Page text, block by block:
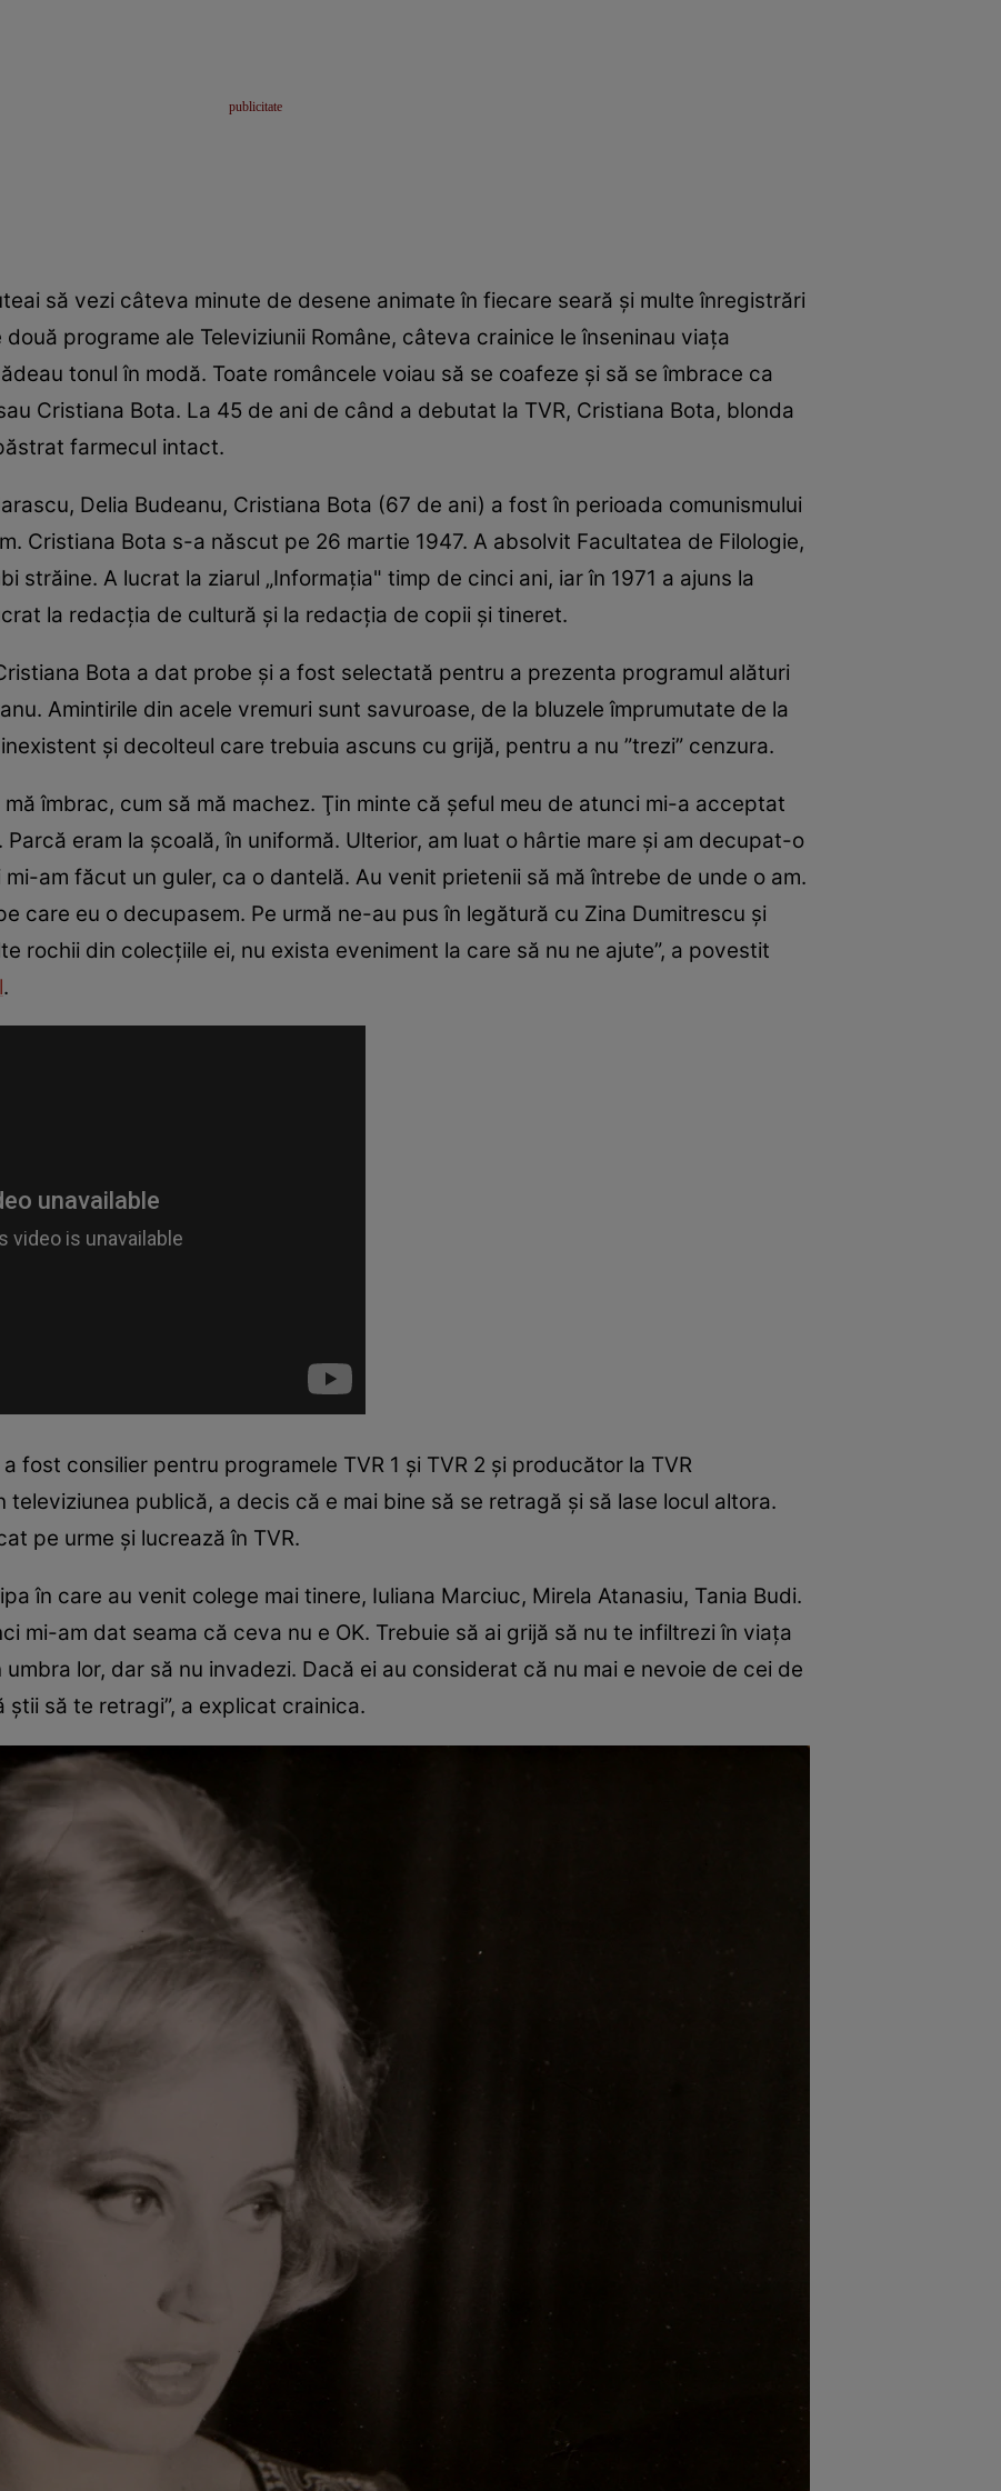
să vezi câteva minute de desene animate în fiecare seară și multe înregistrări
programe ale Televiziunii Române, câteva crainice le înseninau viața
tonul în modă. Toate româncele voiau să se coafeze și să se îmbrace ca
Cristiana Bota. La 45 de ani de când a debutat la TVR, Cristiana Bota, blonda
farmecul intact.
Delia Budeanu, Cristiana Bota (67 de ani) a fost în perioada comunismului
Cristiana Bota s-a născut pe 26 martie 1947. A absolvit Facultatea de Filologie,
străine. A lucrat la ziarul „Informaţia" timp de cinci ani, iar în 1971 a ajuns la
la redacţia de cultură şi la redacţia de copii şi tineret.
Bota a dat probe și a fost selectată pentru a prezenta programul alături
Amintirile din acele vremuri sunt savuroase, de la bluzele împrumutate de la
și decolteul care trebuia ascuns cu grijă, pentru a nu ”trezi” cenzura.
îmbrac, cum să mă machez. Ţin minte că şeful meu de atunci mi-a acceptat
eram la şcoală, în uniformă. Ulterior, am luat o hârtie mare şi am decupat-o
am făcut un guler, ca o dantelă. Au venit prietenii să mă întrebe de unde o am.
care eu o decupasem. Pe urmă ne-au pus în legătură cu Zina Dumitrescu şi
rochii din colecţiile ei, nu exista eveniment la care să nu ne ajute”, a povestit
.
fost consilier pentru programele TVR 1 şi TVR 2 şi producător la TVR
televiziunea publică, a decis că e mai bine să se retragă şi să lase locul altora.
pe urme și lucrează în TVR.
în care au venit colege mai tinere, Iuliana Marciuc, Mirela Atanasiu, Tania Budi.
mi-am dat seama că ceva nu e OK. Trebuie să ai grijă să nu te infiltrezi în viaţa
lor, dar să nu invadezi. Dacă ei au considerat că nu mai e nevoie de cei de
să te retragi”, a explicat crainica.